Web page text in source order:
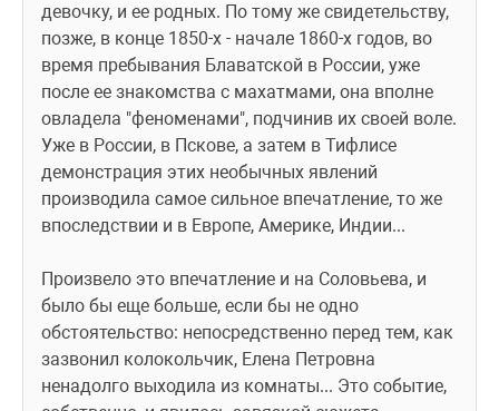
девочку, и ее родных. По тому же свидетельству,
позже, в конце 1850-х - начале 1860-х годов, во
время пребывания Блаватской в России, уже
после ее знакомства с махатмами, она вполне
овладела "феноменами", подчинив их своей воле.
Уже в России, в Пскове, а затем в Тифлисе
демонстрация этих необычных явлений
производила самое сильное впечатление, то же
впоследствии и в Европе, Америке, Индии...
Произвело это впечатление и на Соловьева, и
было бы еще больше, если бы не одно
обстоятельство: непосредственно перед тем, как
зазвонил колокольчик, Елена Петровна
ненадолго выходила из комнаты... Это событие,